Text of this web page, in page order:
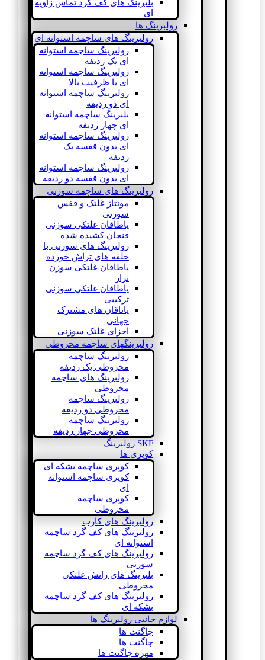
بلبرینگ های کف گرد تماس زاویه
ای
رولبرینگ ها
رولبرینگ های ساچمه استوانه ای
رولبرینگ ساچمه استوانه
ای یک ردیفه
رولبرینگ ساچمه استوانه
ای با ظرفیت بالا
رولبرینگ ساچمه استوانه
ای دو ردیفه
بلبرینگ ساچمه استوانه
ای چهار ردیفه
رولبرینگ ساچمه استوانه
ای بدون قفسه یک
ردیفه
رولبرینگ ساچمه استوانه
ای بدون قفسه دو ردیفه
رولبرینگ های ساچمه سوزنی
مونتاژ غلتک و قفس
سوزنی
یاطاقان غلتکی سوزنی
فنجان کشیده شده
رولبرینگ های سوزنی با
حلقه های تراش خورده
یاطاقان غلتکی سوزن
تراز
یاطاقان غلتکی سوزنی
ترکیبی
یاتاقان های مشترک
جهانی
اجزای غلتک سوزنی
رولبرینگهای ساچمه مخروطی
رولبرینگ ساچمه
مخروطی یک ردیفه
رولبرینگ های ساچمه
مخروطی
رولبرینگ ساچمه
مخروطی دو ردیفه
رولبرینگ ساچمه
مخروطی چهار ردیفه
SKF رولبرینگ
کوپری ها
کوپری ساچمه بشکه ای
کوپری ساچمه استوانه
ای
کوپری ساچمه
مخروطی
رولبرینگ های کارب
رولبرینگ های کف گرد ساچمه
استوانه ای
رولبرینگ های کف گرد ساچمه
سوزنی
بلبرینگ های رانش غلتکی
مخروطی
رولبرینگ های کف گرد ساچمه
بشکه ای
لوازم جانبی رولبرینگ ها
چاگنت ها
چاگنت ها
مهره چاگنت ها